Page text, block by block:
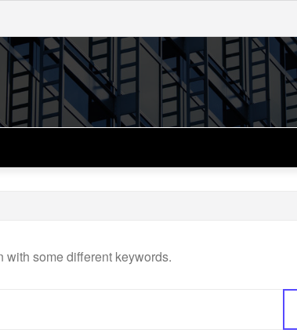
with some different keywords.